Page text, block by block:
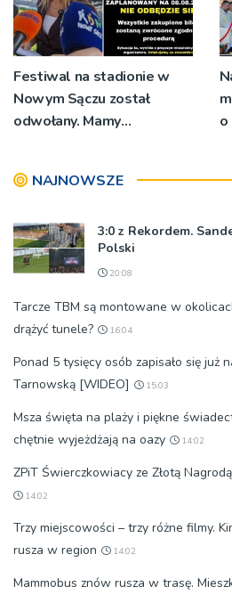
Festiwal na stadionie w
Nowym Sączu został
odwołany. Mamy
o
NAJNOWSZE
3:0 z Rekordem.
Polski
20:08
Tarcze TBM są montowane w
drążyć tunele?
16:04
Ponad 5 tysięcy osób zapisało się już
Tarnowską [WIDEO]
15:03
Msza święta na plaży i piękne
chętnie wyjeżdżają na oazy
14:02
ZPiT Świerczkowiacy ze Złotą
14:02
Trzy miejscowości – trzy różne filmy.
rusza w region
14:02
Mammobus znów rusza w trasę.